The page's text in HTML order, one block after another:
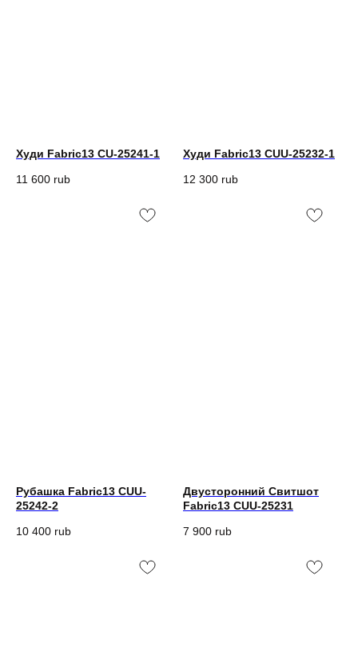
Худи Fabric13 CU-25241-1
11 600 rub
Худи Fabric13 CUU-25232-1
12 300 rub
Рубашка Fabric13 CUU-
25242-2
10 400 rub
Двусторонний Свитшот
Fabric13 CUU-25231
7 900 rub